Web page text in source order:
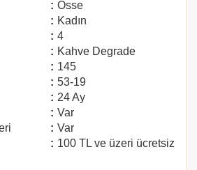
: Osse
: Kadın
: 4
: Kahve Degrade
: 145
: 53-19
: 24 Ay
: Var
: Var
: 100 TL ve üzeri ücretsiz